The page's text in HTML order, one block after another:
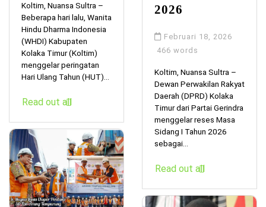
Koltim, Nuansa Sultra –
Beberapa hari lalu, Wanita
Hindu Dharma Indonesia
(WHDI) Kabupaten
Kolaka Timur (Koltim)
menggelar peringatan
Hari Ulang Tahun (HUT)...
Read out all
2026
Februari 18, 2026
466 words
Koltim, Nuansa Sultra –
Dewan Perwakilan Rakyat
Daerah (DPRD) Kolaka
Timur dari Partai Gerindra
menggelar reses Masa
Sidang I Tahun 2026
sebagai...
Read out all